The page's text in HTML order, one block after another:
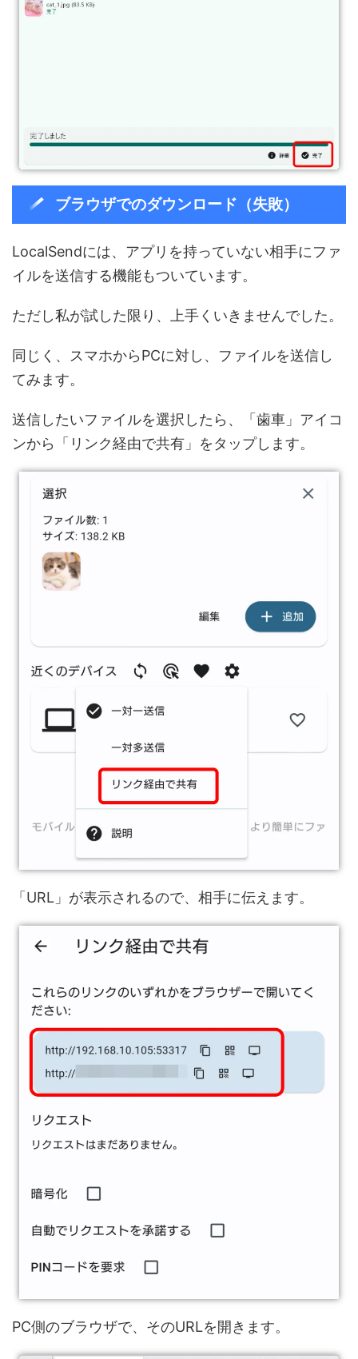
ブラウザでのダウンロード（失敗）
LocalSendには、アプリを持っていない相手にファ
イルを送信する機能もついています。
ただし私が試した限り、上手くいきませんでした。
同じく、スマホからPCに対し、ファイルを送信し
てみます。
送信したいファイルを選択したら、「歯車」アイコ
ンから「リンク経由で共有」をタップします。
「URL」が表示されるので、相手に伝えます。
PC側のブラウザで、そのURLを開きます。